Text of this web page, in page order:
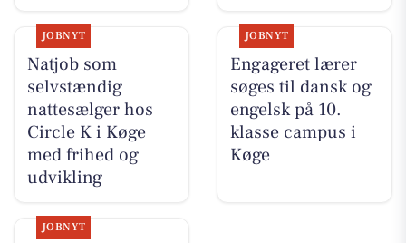
JOBNYT
Natjob som
selvstændig
nattesælger hos
Circle K i Køge
med frihed og
udvikling
JOBNYT
Engageret lærer
søges til dansk og
engelsk på 10.
klasse campus i
Køge
JOBNYT